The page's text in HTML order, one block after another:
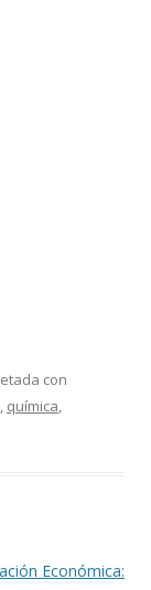
con
, química,
Económica: